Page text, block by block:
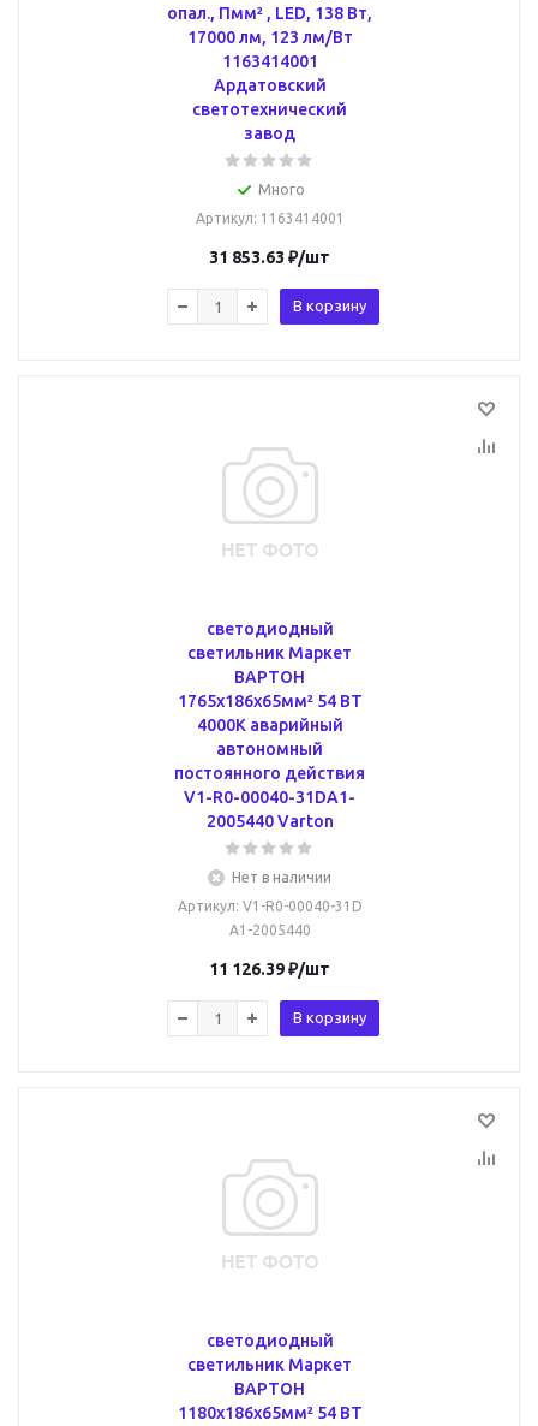
опал., Пмм² , LED, 138 Вт,
17000 лм, 123 лм/Вт
1163414001
Ардатовский
светотехнический
завод
Много
Артикул: 1163414001
31 853.63 ₽/шт
В корзину
светодиодный
светильник Маркет
ВАРТОН
1765х186х65мм² 54 ВТ
4000К аварийный
автономный
постоянного действия
V1-R0-00040-31DA1-
2005440 Varton
Нет в наличии
Артикул: V1-R0-00040-31D
A1-2005440
11 126.39₽/шт
В корзину
светодиодный
светильник Маркет
ВАРТОН
1180х186х65мм² 54 ВТ